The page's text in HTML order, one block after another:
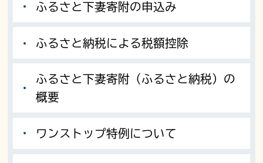
ふるさと下妻寄附の申込み
ふるさと納税による税額控除
ふるさと下妻寄附（ふるさと納税）の
概要
ワンストップ特例について